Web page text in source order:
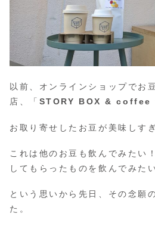
以前、オンラインショップでお
店、「 STORY BOX & coffee
お取り寄せしたお豆が美味しす
これは他のお豆も飲んでみたい
してもらったものを飲んでみたい
という思いから先日、その念願
た。